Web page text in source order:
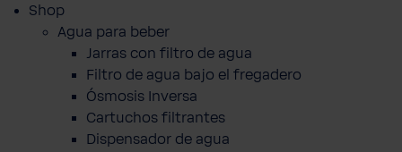
Shop
Agua para beber
Jarras con filtro de agua
Filtro de agua bajo el fregadero
Ósmosis Inversa
Cartuchos filtrantes
Dispensador de agua